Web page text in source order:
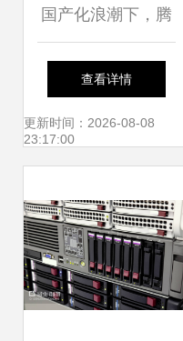
国产化浪潮下，腾
讯云数据库向上生
长、向下扎根
查看详情
更新时间：2026-08-08
23:17:00